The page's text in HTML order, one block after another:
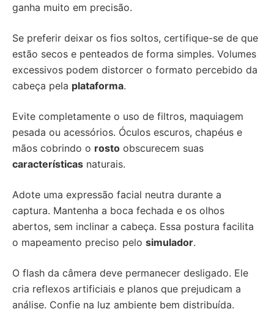
ganha muito em precisão.
Se preferir deixar os fios soltos, certifique-se de que
estão secos e penteados de forma simples. Volumes
excessivos podem distorcer o formato percebido da
cabeça pela plataforma.
Evite completamente o uso de filtros, maquiagem
pesada ou acessórios. Óculos escuros, chapéus e
mãos cobrindo o rosto obscurecem suas
características naturais.
Adote uma expressão facial neutra durante a
captura. Mantenha a boca fechada e os olhos
abertos, sem inclinar a cabeça. Essa postura facilita
o mapeamento preciso pelo simulador.
O flash da câmera deve permanecer desligado. Ele
cria reflexos artificiais e planos que prejudicam a
análise. Confie na luz ambiente bem distribuída.